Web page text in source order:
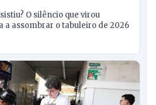
O silêncio que virou
a assombrar o tabuleiro de 2026